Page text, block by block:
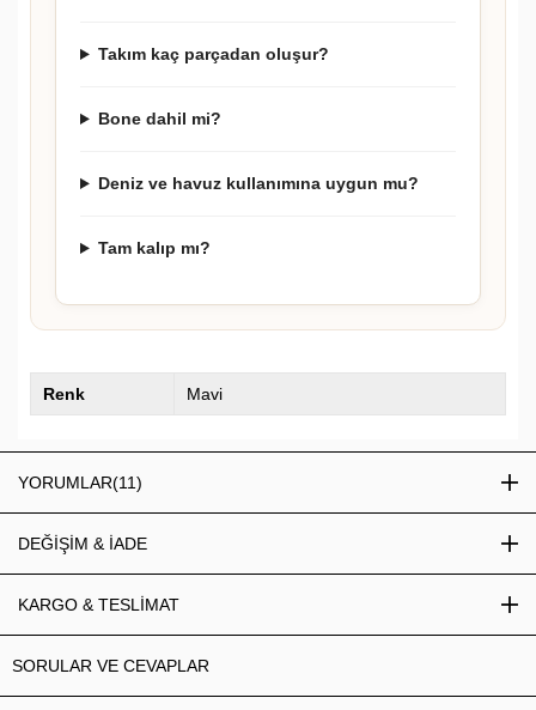
Takım kaç parçadan oluşur?
Bone dahil mi?
Deniz ve havuz kullanımına uygun mu?
Tam kalıp mı?
Renk Mavi
YORUMLAR(11)
DEĞİŞİM & İADE
KARGO & TESLİMAT
SORULAR VE CEVAPLAR